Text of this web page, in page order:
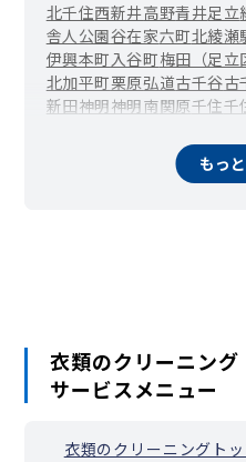
北千住西新井高野青井足立
舎人公園谷在家六町北綾瀬
伊興本町入谷町梅田（足立
北加平町栗原弘道古千谷古
新田神明神明南関原千住千
千住関屋
千住橋戸町 千住
もっ
衣類のクリーニング
サービスメニュー
衣類のクリーニングト